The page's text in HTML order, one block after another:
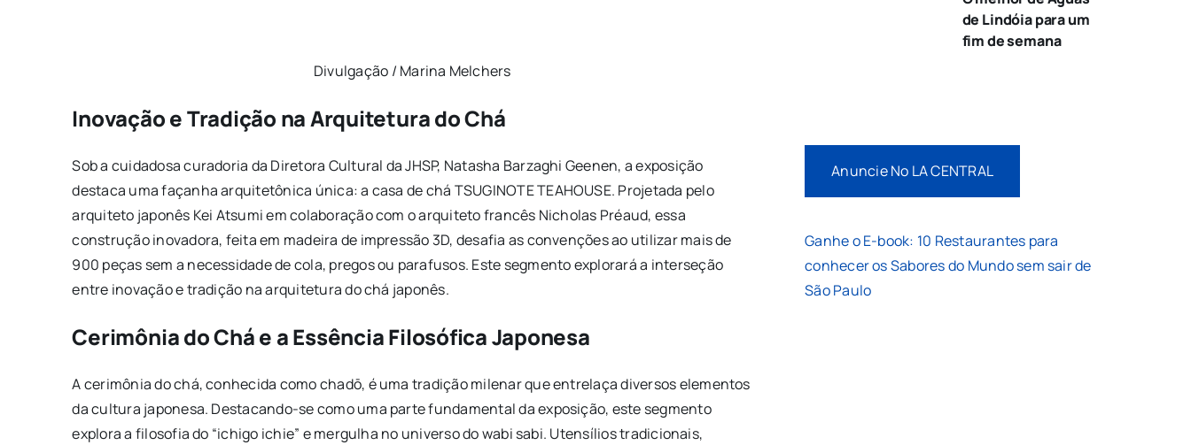
Divulgação / Marina Melchers
Inovação e Tradição na Arquitetura do Chá
Sob a cuidadosa curadoria da Diretora Cultural da JHSP, Natasha Barzaghi Geenen, a exposição
destaca uma façanha arquitetônica única: a casa de chá TSUGINOTE TEAHOUSE. Projetada pelo
arquiteto japonês Kei Atsumi em colaboração com o arquiteto francês Nicholas Préaud, essa
construção inovadora, feita em madeira de impressão 3D, desafia as convenções ao utilizar mais de
900 peças sem a necessidade de cola, pregos ou parafusos. Este segmento explorará a interseção
entre inovação e tradição na arquitetura do chá japonês.
Cerimônia do Chá e a Essência Filosófica Japonesa
A cerimônia do chá, conhecida como chadō, é uma tradição milenar que entrelaça diversos elementos
da cultura japonesa. Destacando-se como uma parte fundamental da exposição, este segmento
explora a filosofia do “ichigo ichie” e mergulha no universo do wabi sabi. Utensílios tradicionais,
de Lindóia para um
fim de semana
Anuncie No LA CENTRAL
Ganhe o E-book: 10 Restaurantes para
conhecer os Sabores do Mundo sem sair de
São Paulo